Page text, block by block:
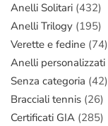
Anelli Solitari (432)
Anelli Trilogy (195)
Verette e fedine (74)
Anelli personalizzati
Senza categoria (42)
Bracciali tennis (26)
Certificati GIA (285)